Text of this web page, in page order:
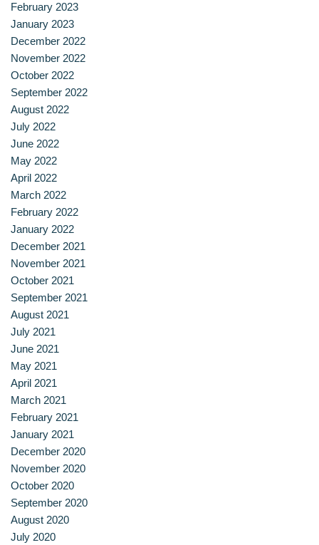
ประวัติ วิสัยทัศน์ พันธกิจ โรงเรียนการเรือน
ปริญญาตรี
ผู้ปกครอง
พันธมิตร
รวมเรื่องขนมไทย
รายงานผลการดำเนินงาน
วารสารวัฒนธรรมอาหารไทย
วีดีโอแนะนำ
ศิษย์เก่า
สาขาวิชาการกำหนดและการประกอบอาหาร
สาขาวิชาคหกรรมศาสตร์
สาขาวิชาอุตสาหกรรมการประกอบอาหาร
สาขาวิชาเทคโนโลยีการประกอบอาหารและการบริการ
สาขาวิชาเทคโนโลยีการแปรรูปอาหาร
สาขาวิชาเทคโนโลยีอาหาร
สาขาวิชาโภชนาการและการประกอบอาหาร
February 2023
January 2023
December 2022
November 2022
October 2022
September 2022
August 2022
July 2022
June 2022
May 2022
April 2022
March 2022
February 2022
January 2022
December 2021
November 2021
October 2021
September 2021
August 2021
July 2021
June 2021
May 2021
April 2021
March 2021
February 2021
January 2021
December 2020
November 2020
October 2020
September 2020
August 2020
July 2020